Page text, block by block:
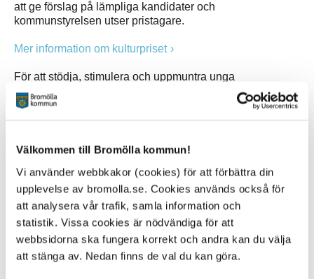
Välkommen till Bromölla kommun!
Vi använder webbkakor (cookies) för att förbättra din
upplevelse av bromolla.se. Cookies används också för
att analysera vår trafik, samla information och
statistik. Vissa cookies är nödvändiga för att
webbsidorna ska fungera korrekt och andra kan du välja
att stänga av. Nedan finns de val du kan göra.
att ge förslag på lämpliga kandidater och
kommunstyrelsen utser pristagare.
Mer information om kulturpriset
För att stödja, stimulera och uppmuntra unga
kulturutövare finns det kommunala kulturstipendiet.
Stipendiet delas ut årligen till en grupp eller enskild
Kontakt
Tomas Olsson
Turist-, kultur- och fritidschef